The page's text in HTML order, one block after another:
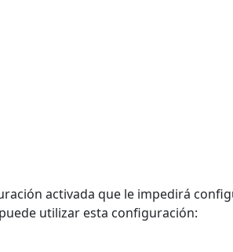
activada que le impedirá
utilizar esta configuración: